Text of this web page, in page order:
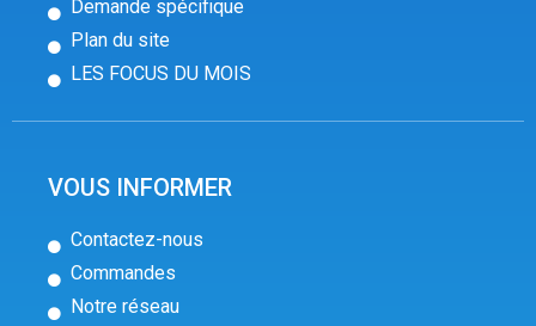
Demande spécifique
Plan du site
LES FOCUS DU MOIS
VOUS INFORMER
Contactez-nous
Commandes
Notre réseau